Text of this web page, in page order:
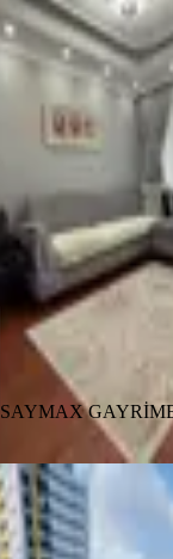
Yeşiloba
100 m²·4. Kat
₺
Sevda
SAYMAX
G.paşada
Fırsat